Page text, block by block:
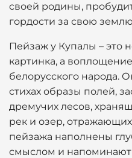
своей родины,
гордости за свою
Пейзаж у Купалы – это
картинка, а
белорусского народа.
стихах образы полей,
дремучих лесов,
рек и озер,
пейзажа наполнены
смыслом и